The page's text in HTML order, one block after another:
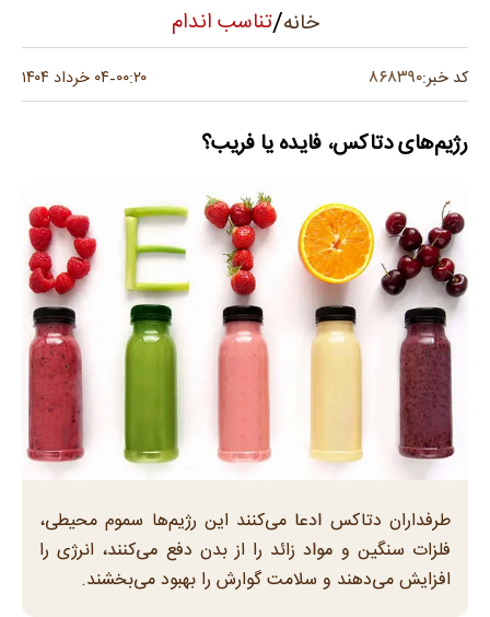
خانه/تناسب اندام
کد خبر:۸۶۸۳۹۰ ۰۰:۲۰-۰۴ خرداد ۱۴۰۴
رژیم‌های دتاکس، فایده یا فریب؟
طرفداران دتاکس ادعا می‌کنند این رژیم‌ها سموم محیطی،
فلزات سنگین و مواد زائد را از بدن دفع می‌کنند، انرژی را
افزایش می‌دهند و سلامت گوارش را بهبود می‌بخشند.